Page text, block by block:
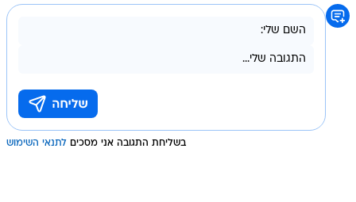
בשליחת התגובה אני מסכים לתנאי השימוש